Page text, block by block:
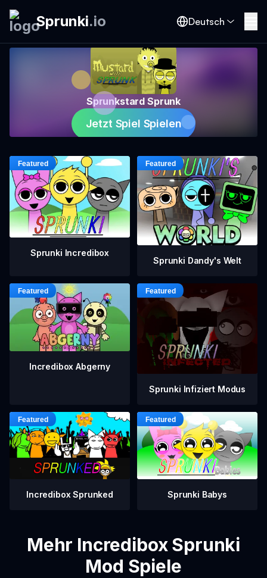
Sprunki.io Deutsch
Sprunkstard Sprunk
Jetzt Spiel Spielen
Sprunki Incredibox
Sprunki Dandy's Welt
Incredibox Abgerny
Sprunki Infiziert Modus
Incredibox Sprunked Sprunki Babys
Mehr Incredibox Sprunki
Mod Spiele